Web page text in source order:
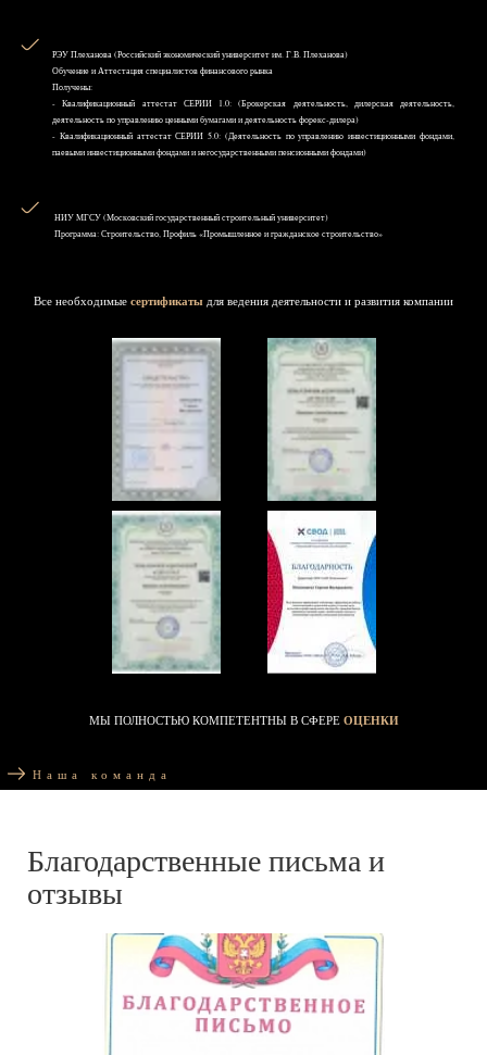
РЭУ Плеханова (Российский экономический университет им. Г.В. Плеханова)
Обучение и Аттестация специалистов финансового рынка
Получены:
- Квалификационный аттестат СЕРИИ 1.0: (Брокерская деятельность, дилерская деятельность,
деятельность по управлению ценными бумагами и деятельность форекс-дилера)
- Квалификационный аттестат СЕРИИ 5.0: (Деятельность по управлению инвестиционными фондами,
паевыми инвестиционными фондами и негосударственными пенсионными фондами)
НИУ MГСУ (Московский государственный строительный университет)
Программа: Строительство, Профиль «Промышленное и гражданское строительство»
Все необходимые сертификаты для ведения деятельности и развития компании
МЫ ПОЛНОСТЬЮ КОМПЕТЕНТНЫ В СФЕРЕ ОЦЕНКИ
Наша команда
Благодарственные письма и
отзывы